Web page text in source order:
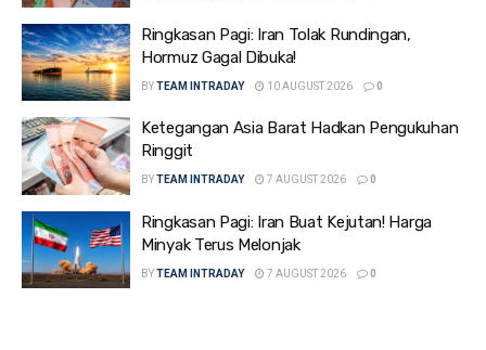
Ringkasan Pagi: Iran Tolak Rundingan,
Hormuz Gagal Dibuka!
BYTEAM INTRADAY 10 AUGUST 2026 0
Ketegangan Asia Barat Hadkan Pengukuhan
Ringgit
BYTEAM INTRADAY 7 AUGUST 2026 0
Ringkasan Pagi: Iran Buat Kejutan! Harga
Minyak Terus Melonjak
BYTEAM INTRADAY 7 AUGUST 2026 0